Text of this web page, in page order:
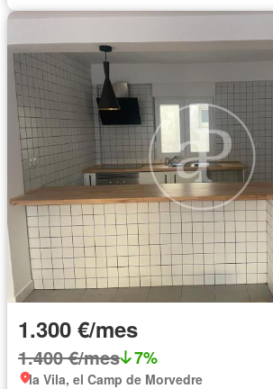
1.300 €/mes
1.400 €/mes 7%
la Vila, el Camp de Morvedre